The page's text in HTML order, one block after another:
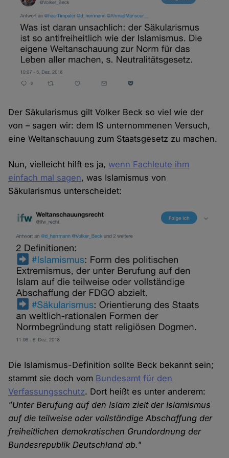
Der Säkularismus gilt Volker Beck so viel wie der
von – sagen wir: dem IS unternommenen Versuch,
eine Weltanschauung zum Staatsgesetz zu machen.
Nun, vielleicht hilft es ja, wenn Fachleute ihm
einfach mal sagen, was Islamismus von
Säkularismus unterscheidet:
Die Islamismus-Definition sollte Beck bekannt sein;
stammt sie doch vom Bundesamt für den
Verfassungsschutz. Dort heißt es unter anderem:
"Unter Berufung auf den Islam zielt der Islamismus
auf die teilweise oder vollständige Abschaffung der
freiheitlichen demokratischen Grundordnung der
Bundesrepublik Deutschland ab."